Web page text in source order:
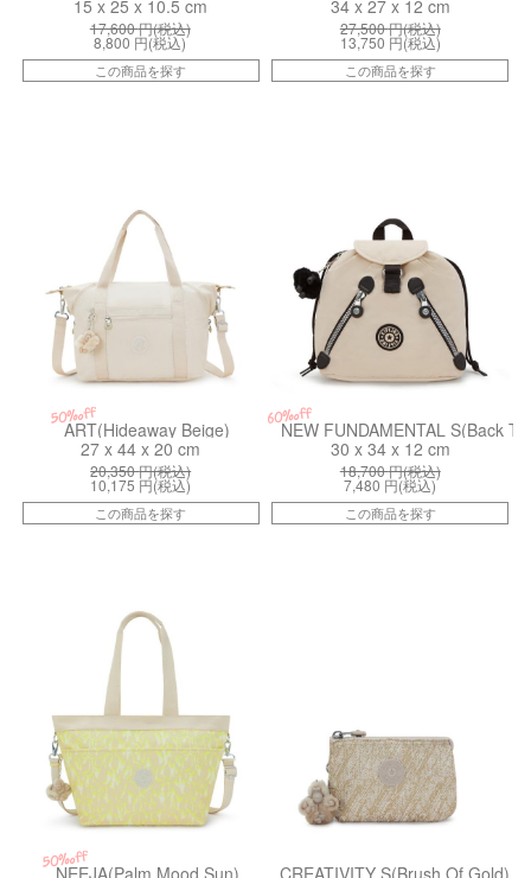
15 x 25 x 10.5 cm
17,600円(税込)
8,800 円(税込)
この商品を探す
34 x 27 x 12 cm
27,500円(税込)
13,750 円(税込)
この商品を探す
50%off
ART(Hideaway Beige)
27 x 44 x 20 cm
20,350円(税込)
10,175 円(税込)
この商品を探す
60%off
NEW FUNDAMENTAL S(Back
30 x 34 x 12 cm
18,700円(税込)
7,480 円(税込)
この商品を探す
50%off